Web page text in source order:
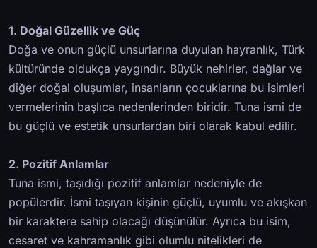
1. Doğal Güzellik ve Güç
Doğa ve onun güçlü unsurlarına duyulan hayranlık, Türk
kültüründe oldukça yaygındır. Büyük nehirler, dağlar ve
diğer doğal oluşumlar, insanların çocuklarına bu isimleri
vermelerinin başlıca nedenlerinden biridir. Tuna ismi de
bu güçlü ve estetik unsurlardan biri olarak kabul edilir.
2. Pozitif Anlamlar
Tuna ismi, taşıdığı pozitif anlamlar nedeniyle de
popülerdir. İsmi taşıyan kişinin güçlü, uyumlu ve akışkan
bir karaktere sahip olacağı düşünülür. Ayrıca bu isim,
cesaret ve kahramanlık gibi olumlu nitelikleri de